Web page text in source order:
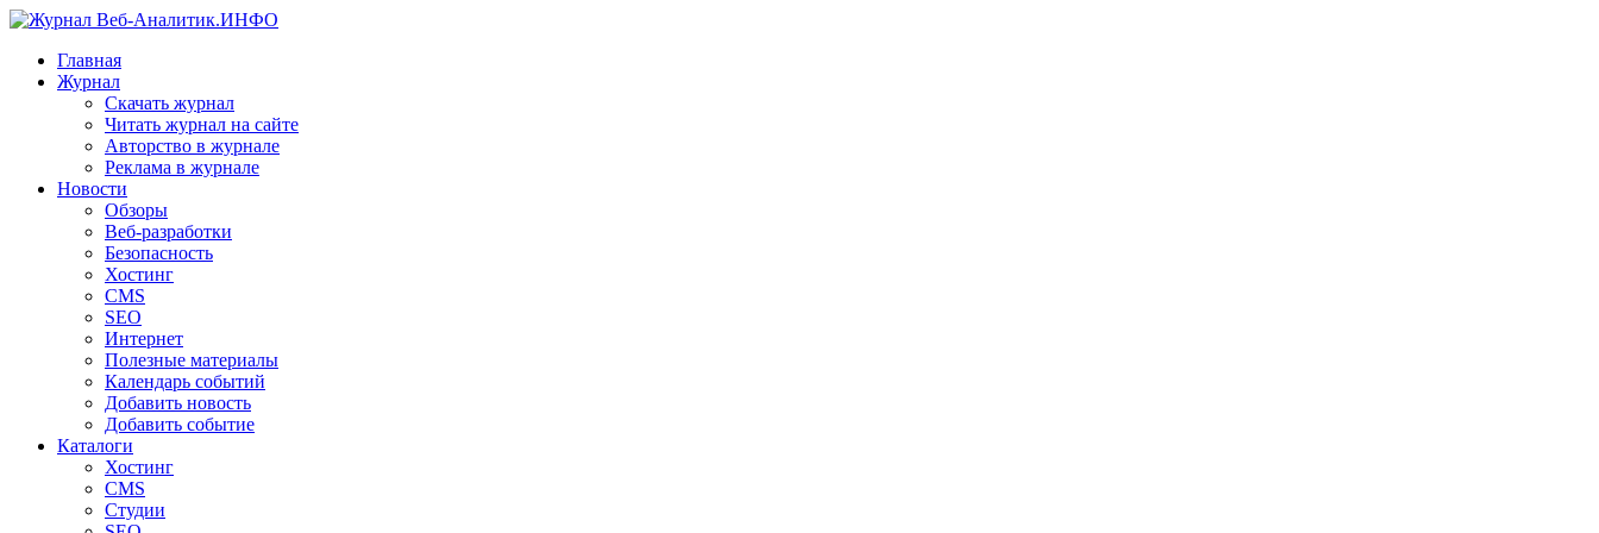
Главная
Журнал
Скачать журнал
Читать журнал на сайте
Авторство в журнале
Реклама в журнале
Новости
Обзоры
Веб-разработки
Безопасность
Хостинг
CMS
SEO
Интернет
Полезные материалы
Календарь событий
Добавить новость
Добавить событие
Каталоги
Хостинг
CMS
Студии